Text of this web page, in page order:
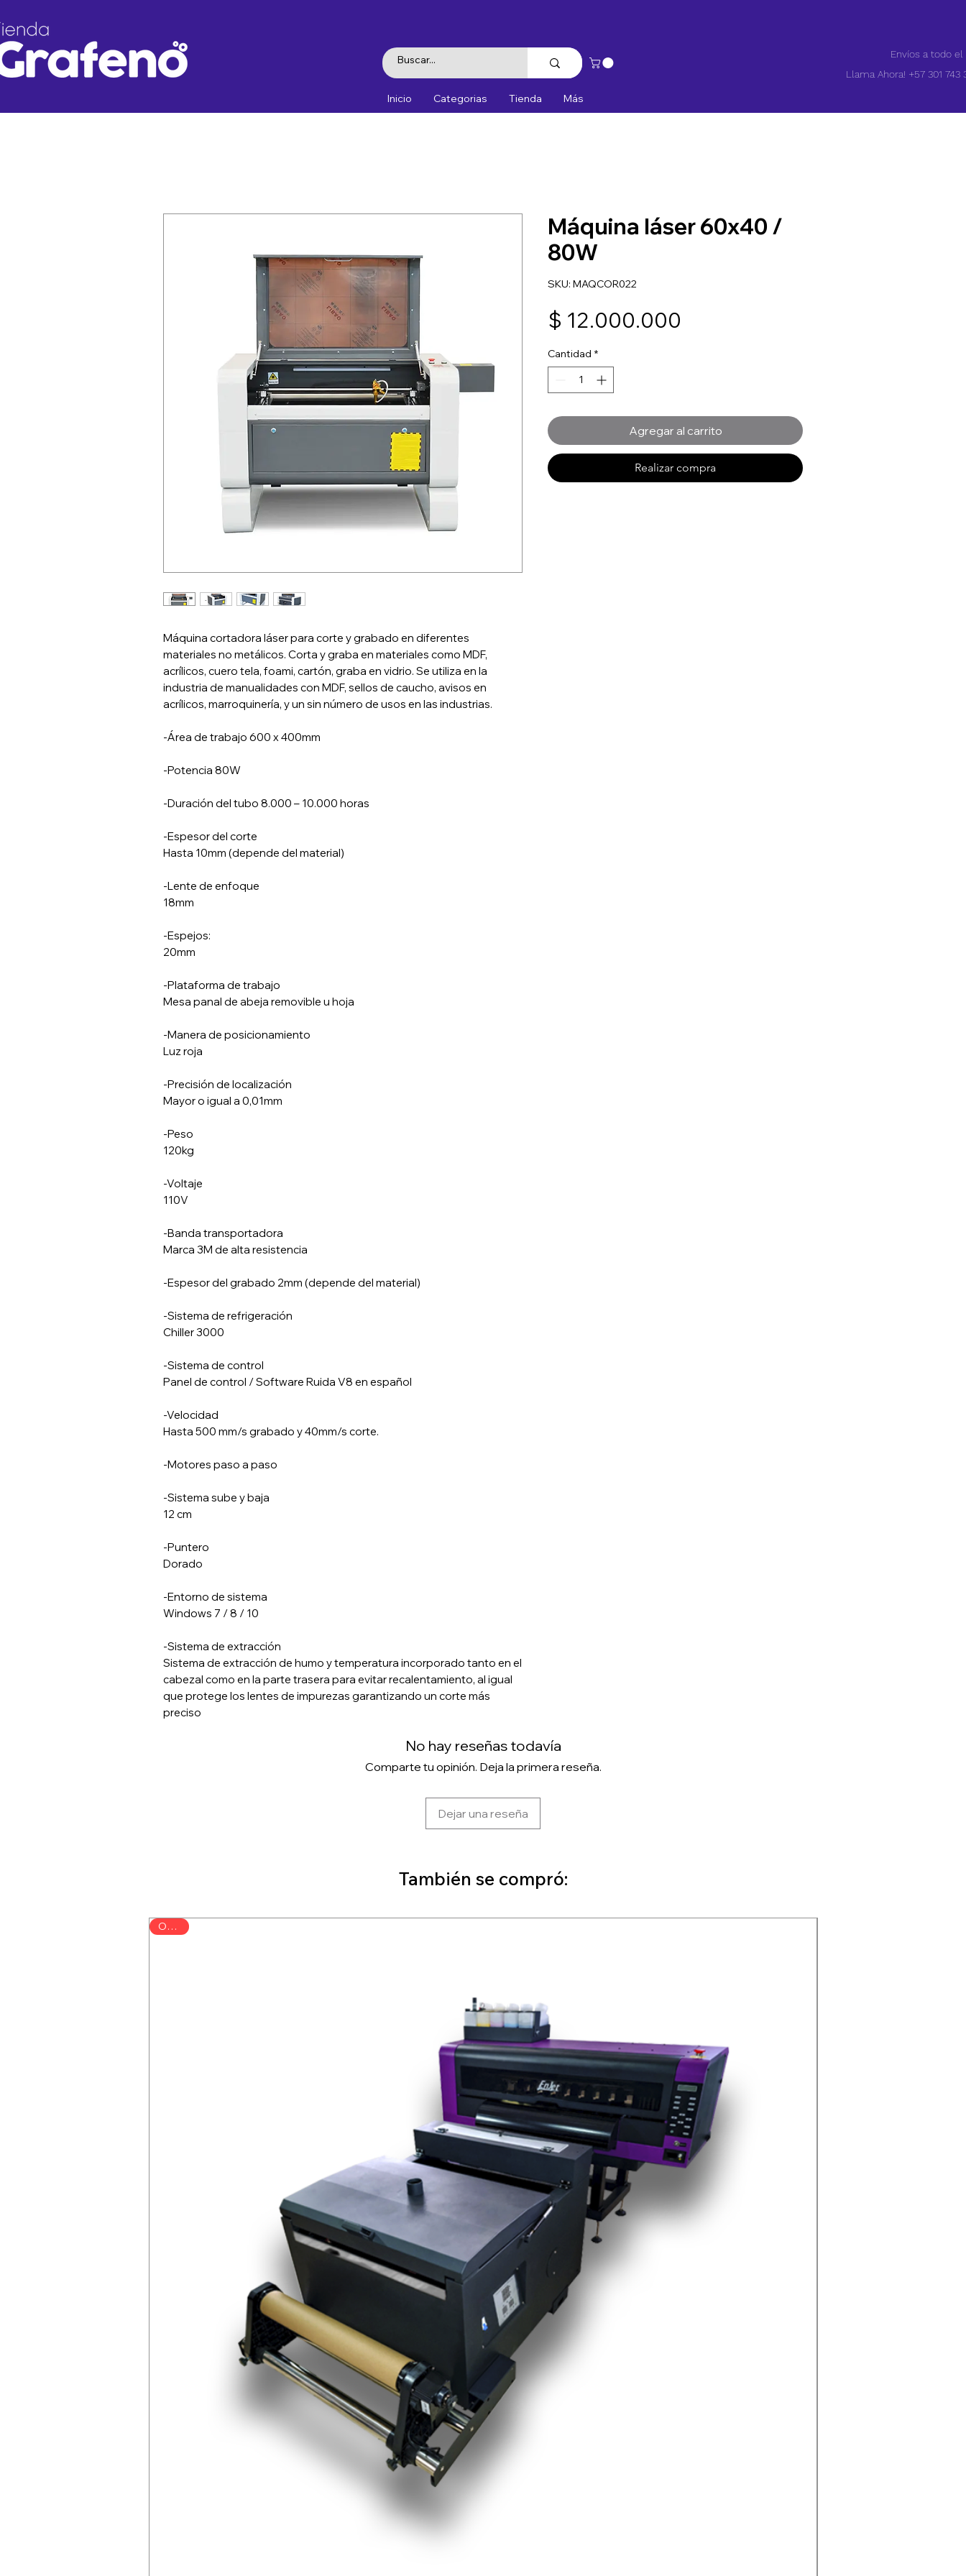
Envíos a todo el
Llama Ahora! +57 301 743
Inicio Categorias Tienda Más
Máquina cortadora láser para corte y grabado en diferentes
materiales no metálicos. Corta y graba en materiales como MDF,
acrílicos, cuero tela, foami, cartón, graba en vidrio. Se utiliza en la
industria de manualidades con MDF, sellos de caucho, avisos en
acrílicos, marroquinería, y un sin número de usos en las industrias.
-Área de trabajo 600 x 400mm
-Potencia 80W
-Duración del tubo 8.000 – 10.000 horas
-Espesor del corte
Hasta 10mm (depende del material)
-Lente de enfoque
18mm
-Espejos:
20mm
-Plataforma de trabajo
Mesa panal de abeja removible u hoja
-Manera de posicionamiento
Luz roja
-Precisión de localización
Mayor o igual a 0,01mm
-Peso
120kg
-Voltaje
110V
-Banda transportadora
Marca 3M de alta resistencia
-Espesor del grabado 2mm (depende del material)
-Sistema de refrigeración
Chiller 3000
-Sistema de control
Panel de control / Software Ruida V8 en español
-Velocidad
Hasta 500 mm/s grabado y 40mm/s corte.
-Motores paso a paso
-Sistema sube y baja
12 cm
-Puntero
Dorado
-Entorno de sistema
Windows 7 / 8 / 10
-Sistema de extracción
Sistema de extracción de humo y temperatura incorporado tanto en el
cabezal como en la parte trasera para evitar recalentamiento, al igual
que protege los lentes de impurezas garantizando un corte más
preciso
Máquina láser 60x40 /
80W
SKU: MAQCOR022
$ 12.000.000
Cantidad *
Agregar al carrito
Realizar compra
No hay reseñas todavía
Comparte tu opinión. Deja la primera reseña.
Dejar una reseña
También se compró:
Oferta